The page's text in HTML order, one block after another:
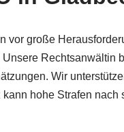
vor große
Wir
hohe Strafen nach